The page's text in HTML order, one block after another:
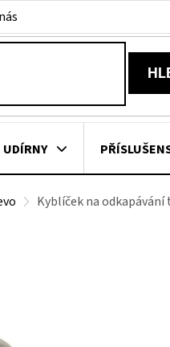
UDÍRNY
KUCHYNĚ KNIHY
Kyblíček na